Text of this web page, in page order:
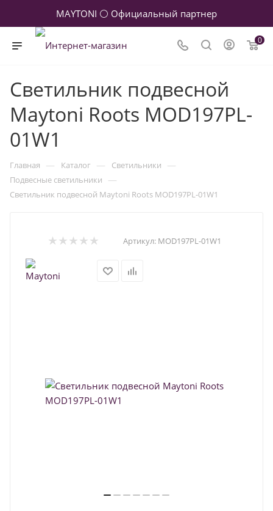
MAYTONI ⚪ Официальный партнер
0
Светильник подвесной
Maytoni Roots MOD197PL-
01W1
Главная — Каталог — Светильники —
Подвесные светильники —
Светильник подвесной Maytoni Roots MOD197PL-01W1
Артикул: MOD197PL-01W1